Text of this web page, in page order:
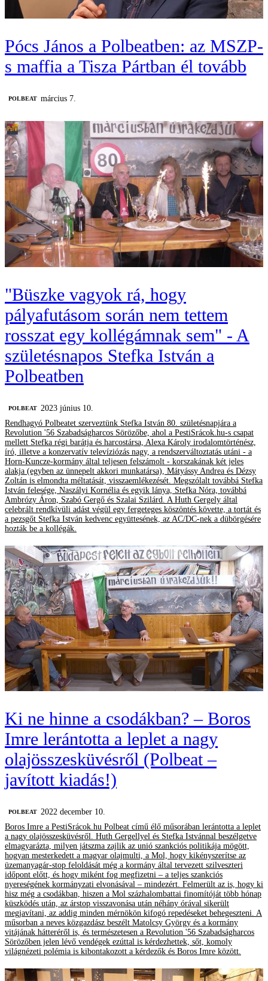
Pócs János a Polbeatben: az MSZP-
s maffia a Tisza Pártban él tovább
‎POLBEAT március 7.
"Büszke vagyok rá, hogy
pályafutásom során nem tettem
rosszat egy kollégámnak sem" - A
születésnapos Stefka István a
Polbeatben
‎POLBEAT
2023 június 10.
Rendhagyó Polbeatet szerveztünk Stefka István 80. születésnapjára a
Revolution '56 Szabadságharcos Sörözőbe, ahol a PestiSrácok.hu-s csapat
mellett Stefka régi barátja és harcostársa, Alexa Károly irodalomtörténész,
író, illetve a konzervatív televíziózás nagy, a rendszerváltoztatás utáni - a
Horn-Kuncze-kormány által teljesen felszámolt - korszakának két jeles
alakja (egyben az ünnepelt akkori munkatársa), Mátyássy Andrea és Dézsy
Zoltán is elmondta méltatását, visszaemlékezését. Megszólalt továbbá Stefka
István felesége, Naszályi Kornélia és egyik lánya, Stefka Nóra, továbbá
Ambrózy Áron, Szabó Gergő és Szalai Szilárd. A Huth Gergely által
celebrált rendkívüli adást végül egy fergeteges köszöntés követte, a tortát és
a pezsgőt Stefka István kedvenc együttesének, az AC/DC-nek a dübörgésére
hozták be a kollégák.
Ki ne hinne a csodákban? – Boros
Imre lerántotta a leplet a nagy
olajösszesküvésről (Polbeat –
javított kiadás!)
‎POLBEAT
2022 december 10.
Boros Imre a PestiSrácok.hu Polbeat című élő műsorában lerántotta a leplet
a nagy olajösszesküvésről. Huth Gergellyel és Stefka Istvánnal beszélgetve
elmagyarázta, milyen játszma zajlik az unió szankciós politikája mögött,
hogyan mesterkedett a magyar olajmulti, a Mol, hogy kikényszerítse az
üzemanyagár-stop feloldását még a kormány által tervezett szilveszteri
időpont előtt, és hogy miként fog megfizetni – a teljes szankciós
nyereségének kormányzati elvonásával – mindezért. Felmerült az is, hogy ki
hisz még a csodákban, hiszen a Mol százhalombattai finomítóját több hónap
küszködés után, az árstop visszavonása után néhány órával sikerült
megjavítani, az addig minden mérnökön kifogó repedéseket behegeszteni. A
műsorban a neves közgazdász beszélt Matolcsy György és a kormány
vitájának hátteréről is, és természetesen a Revolution '56 Szabadságharcos
Sörözőben jelen lévő vendégek ezúttal is kérdezhettek, sőt, komoly
világnézeti polémia is kibontakozott a kérdezők és Boros Imre között.